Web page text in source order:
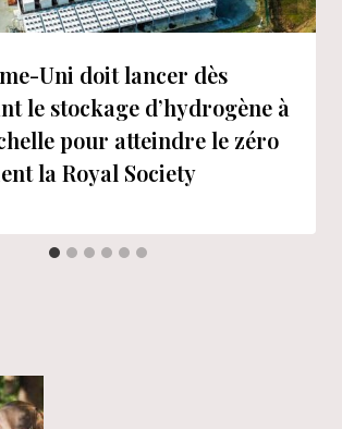
Uni doit lancer dès
le stockage d’hydrogène à
pour atteindre le zéro
la Royal Society